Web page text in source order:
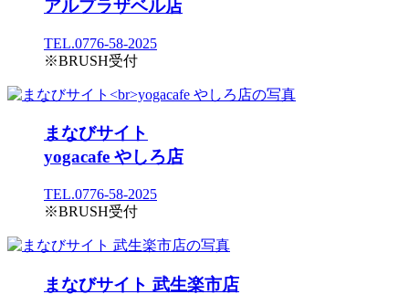
アルプラザベル店
TEL.0776-58-2025
※BRUSH受付
まなびサイト
yogacafe やしろ店
TEL.0776-58-2025
※BRUSH受付
まなびサイト 武生楽市店